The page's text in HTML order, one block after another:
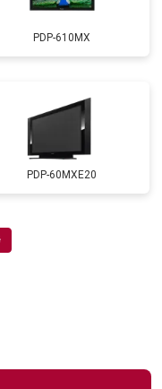
PDP-610MX
PDP-60MXE20